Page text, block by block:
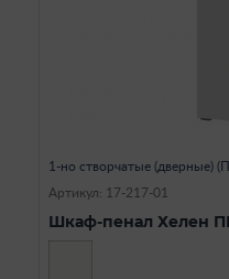
1-но створчатые (дверные)
Артикул: 17-217-01
Шкаф-пенал Хелен